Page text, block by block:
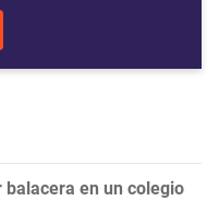
en un colegio